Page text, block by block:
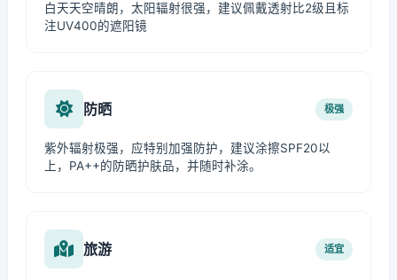
白天天空晴朗，太阳辐射很强，建议佩戴透射比2级且标
注UV400的遮阳镜
防晒 极强
紫外辐射极强，应特别加强防护，建议涂擦SPF20以
上，PA++的防晒护肤品，并随时补涂。
旅游 适宜